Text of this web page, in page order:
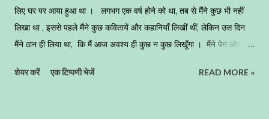
लिए घर पर आया हुआ था । लगभग एक वर्ष होने को था, तब से मैंने कुछ भी नहीं
लिखा था , इससे पहले मैंने कुछ कवितायें और कहानियाँ लिखीं थीं, लेकिन उस दिन
मैंने ठान ही लिया था, कि मैं आज अवश्य ही कुछ न कुछ लिखूँगा । मैंने पेन और
सामने था, जो कुछ समय पश्चात अस्त होने वाला था । जून का महीना था, हवा मध्यम
शेयर करें एक टिप्पणी भेजें READ MORE »